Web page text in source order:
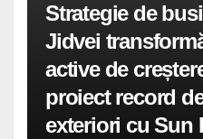
Strategie de
Jidvei
active de
proiect record
exteriori cu Sun